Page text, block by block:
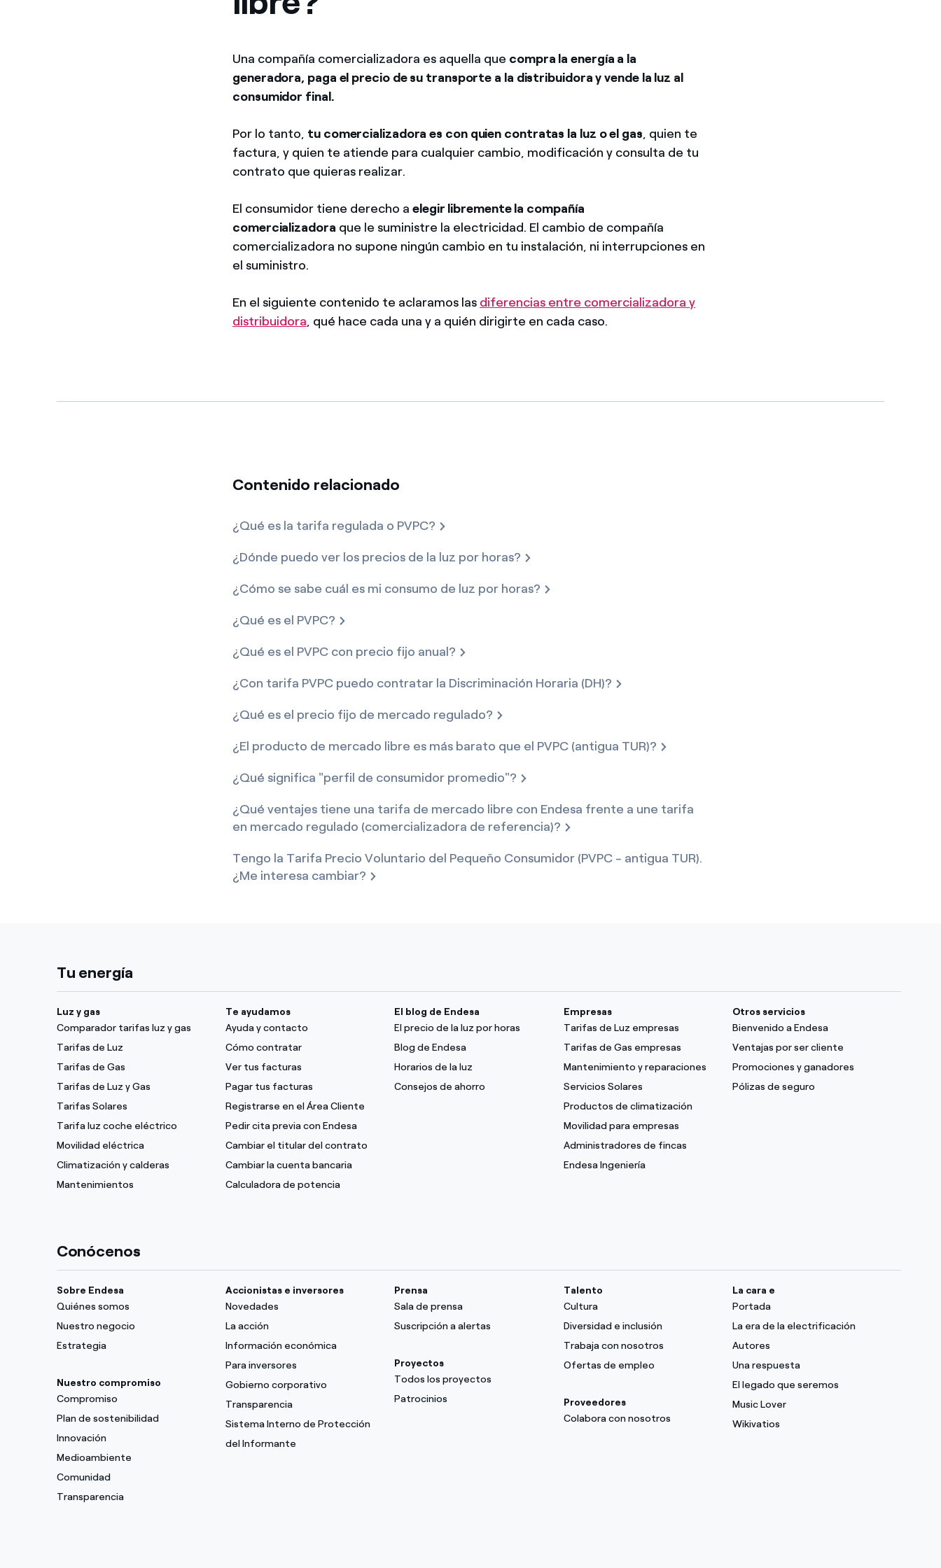
Ofertas para autónomos y Pymes
Una compañía comercializadora es aquella que compra la energía a la
generadora, paga el precio de su transporte a la distribuidora y vende la luz al
consumidor final.
Por lo tanto, tu comercializadora es con quien contratas la luz o el gas, quien te
factura, y quien te atiende para cualquier cambio, modificación y consulta de tu
contrato que quieras realizar.
El consumidor tiene derecho aelegir libremente la compañía
comercializadora que le suministre la electricidad. El cambio de compañía
comercializadora no supone ningún cambio en tu instalación, ni interrupciones en
el suministro.
En el siguiente contenido te aclaramos las diferencias entre comercializadora y
distribuidora, qué hace cada una y a quién dirigirte en cada caso.
Contenido relacionado
¿Qué es la tarifa regulada o PVPC?
¿Dónde puedo ver los precios de la luz por horas?
¿Cómo se sabe cuál es mi consumo de luz por horas?
¿Qué es el PVPC?
¿Qué es el PVPC con precio fijo anual?
¿Con tarifa PVPC puedo contratar la Discriminación Horaria (DH)?
¿Qué es el precio fijo de mercado regulado?
¿El producto de mercado libre es más barato que el PVPC (antigua TUR)?
¿Qué significa "perfil de consumidor promedio"?
¿Qué ventajes tiene una tarifa de mercado libre con Endesa frente a une tarifa
en mercado regulado (comercializadora de referencia)?
Tengo la Tarifa Precio Voluntario del Pequeño Consumidor (PVPC - antigua TUR).
¿Me interesa cambiar?
Tu energía
Luz y gas
Comparador tarifas luz y gas
Tarifas de Luz
Tarifas de Gas
Tarifas de Luz y Gas
Tarifas Solares
Tarifa luz coche eléctrico
Movilidad eléctrica
Climatización y calderas
Mantenimientos
Te ayudamos
Ayuda y contacto
Cómo contratar
Ver tus facturas
Pagar tus facturas
Registrarse en el Área Cliente
Pedir cita previa con Endesa
Cambiar el titular del contrato
Cambiar la cuenta bancaria
Calculadora de potencia
El blog de Endesa
El precio de la luz por horas
Blog de Endesa
Horarios de la luz
Consejos de ahorro
Empresas
Tarifas de Luz empresas
Tarifas de Gas empresas
Mantenimiento y reparaciones
Servicios Solares
Productos de climatización
Movilidad para empresas
Administradores de fincas
Endesa Ingeniería
Otros servicios
Bienvenido a Endesa
Ventajas por ser cliente
Promociones y ganadores
Pólizas de seguro
Conócenos
Sobre Endesa
Quiénes somos
Nuestro negocio
Estrategia
Nuestro compromiso
Compromiso
Plan de sostenibilidad
Innovación
Medioambiente
Comunidad
Transparencia
Accionistas e inversores
Novedades
La acción
Información económica
Para inversores
Gobierno corporativo
Transparencia
Sistema Interno de Protección
del Informante
Prensa
Sala de prensa
Suscripción a alertas
Proyectos
Todos los proyectos
Patrocinios
Talento
Cultura
Diversidad e inclusión
Trabaja con nosotros
Ofertas de empleo
Proveedores
Colabora con nosotros
La cara e
Portada
La era de la electrificación
Autores
Una respuesta
El legado que seremos
Music Lover
Wikivatios